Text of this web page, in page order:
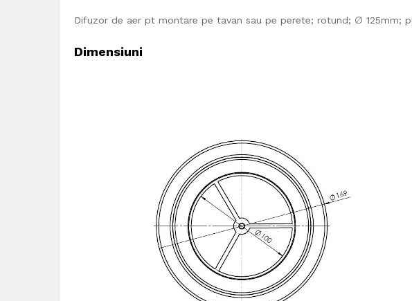
Difuzor de aer pt montare pe tavan sau pe perete; rotund; ∅ 125mm;
Dimensiuni